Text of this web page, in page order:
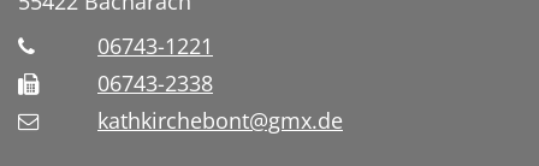
06743-1221
06743-2338
kathkirchebont@gmx.de